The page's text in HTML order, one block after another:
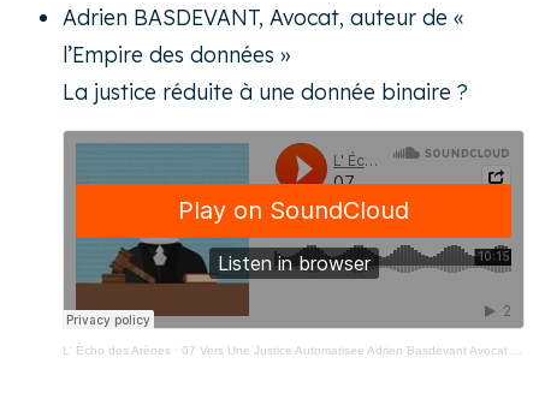
Adrien BASDEVANT, Avocat, auteur de «
l’Empire des données »
La justice réduite à une donnée binaire ?
L' Écho des Arènes · 07 Vers Une Justice Automatisee Adrien Basdevant Avocat Auteur Empire Des Donnees